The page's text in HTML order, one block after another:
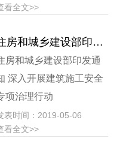
看全文>>
住房和城乡建设部印发通知 深入开展建筑施工安全专项治理行动
房和城乡建设部印发通
深入开展建筑施工安全
项治理行动
表时间：2019-05-06
看全文>>